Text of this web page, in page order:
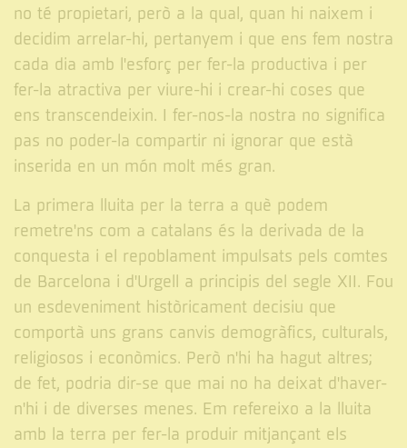
no té propietari, però a la qual, quan hi naixem i
decidim arrelar-hi, pertanyem i que ens fem nostra
cada dia amb l'esforç per fer-la productiva i per
fer-la atractiva per viure-hi i crear-hi coses que
ens transcendeixin. I fer-nos-la nostra no significa
pas no poder-la compartir ni ignorar que està
inserida en un món molt més gran.
La primera lluita per la terra a què podem
remetre'ns com a catalans és la derivada de la
conquesta i el repoblament impulsats pels comtes
de Barcelona i d'Urgell a principis del segle XII. Fou
un esdeveniment històricament decisiu que
comportà uns grans canvis demogràfics, culturals,
religiosos i econòmics. Però n'hi ha hagut altres;
de fet, podria dir-se que mai no ha deixat d'haver-
n'hi i de diverses menes. Em refereixo a la lluita
amb la terra per fer-la produir mitjançant els